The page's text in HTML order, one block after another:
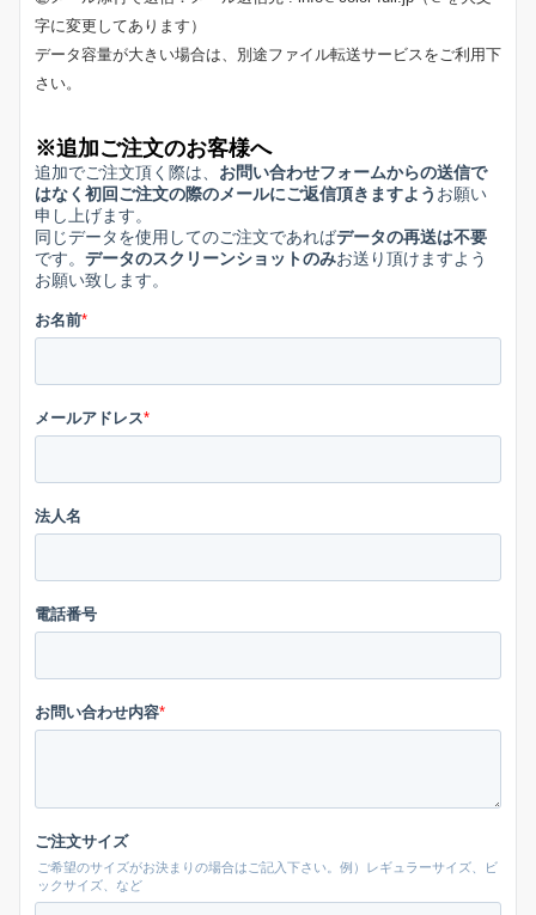
字に変更してあります）
データ容量が大きい場合は、別途ファイル転送サービスをご利用下
さい。